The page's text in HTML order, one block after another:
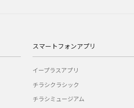
スマートフォンアプリ
イープラスアプリ
チラシクラシック
チラシミュージアム